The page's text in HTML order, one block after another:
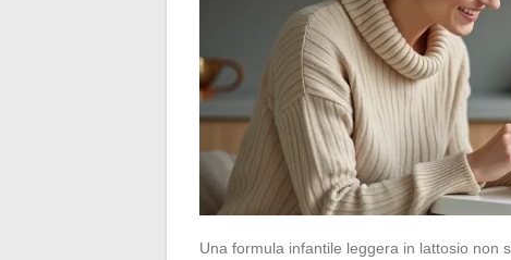
Una formula infantile leggera in lattosio non